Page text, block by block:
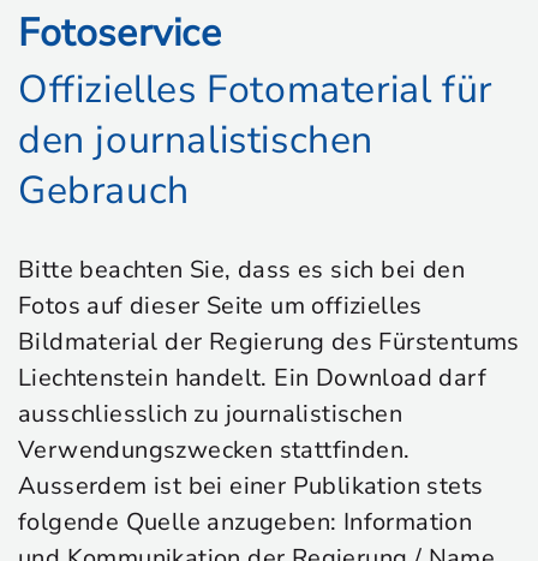
Fotoservice
Offizielles Fotomaterial für
den journalistischen
Gebrauch
Bitte beachten Sie, dass es sich bei den
Fotos auf dieser Seite um offizielles
Bildmaterial der Regierung des Fürstentums
Liechtenstein handelt. Ein Download darf
ausschliesslich zu journalistischen
Verwendungszwecken stattfinden.
Ausserdem ist bei einer Publikation stets
folgende Quelle anzugeben: Information